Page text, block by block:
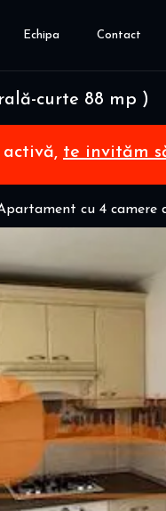
Echipa Contact
curte 88 mp )
te invităm
cu 4 camere